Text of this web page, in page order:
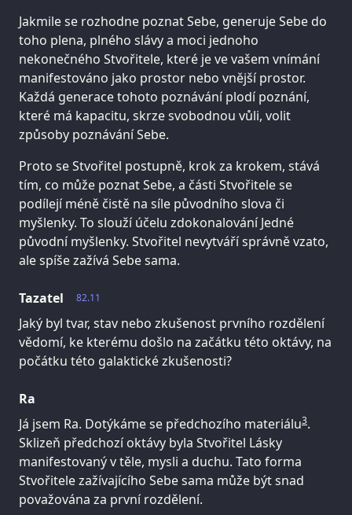
Jakmile se rozhodne poznat Sebe, generuje Sebe do
toho plena, plného slávy a moci jednoho
nekonečného Stvořitele, které je ve vašem vnímání
manifestováno jako prostor nebo vnější prostor.
Každá generace tohoto poznávání plodí poznání,
které má kapacitu, skrze svobodnou vůli, volit
způsoby poznávání Sebe.
Proto se Stvořitel postupně, krok za krokem, stává
tím, co může poznat Sebe, a části Stvořitele se
podílejí méně čistě na síle původního slova či
myšlenky. To slouží účelu zdokonalování Jedné
původní myšlenky. Stvořitel nevytváří správně vzato,
ale spíše zažívá Sebe sama.
82.11
Tazatel
Jaký byl tvar, stav nebo zkušenost prvního rozdělení
vědomí, ke kterému došlo na začátku této oktávy, na
počátku této galaktické zkušenosti?
Ra
Já jsem Ra. Dotýkáme se předchozího materiálu3.
Sklizeň předchozí oktávy byla Stvořitel Lásky
manifestovaný v těle, mysli a duchu. Tato forma
Stvořitele zažívajícího Sebe sama může být snad
považována za první rozdělení.